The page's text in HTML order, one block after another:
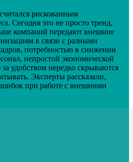
рискованным
Сегодня это не просто тренд,
компаний передают внешние
в связи с разными
потребностью в снижении
непростой экономической
удобством нередко скрываются
Эксперты рассказали,
при работе с внешними